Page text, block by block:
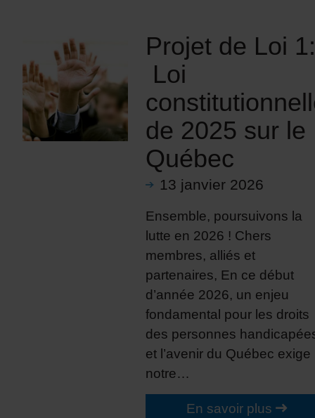
Projet de Loi
Loi
de 2025 sur le
Québec
13 janvier 2026
Ensemble, poursuivons la
lutte en 2026 ! Chers
membres, alliés et
partenaires, En ce début
d’année 2026, un enjeu
fondamental pour les droits
des personnes
et l’avenir du Québec exige
notre…
En savoir plus